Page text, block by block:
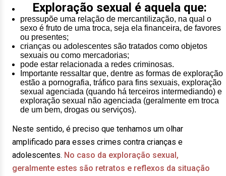
Exploração sexual é aquela que:
pressupõe uma relação de mercantilização, na qual o
sexo é fruto de uma troca, seja ela financeira, de favores
ou presentes;
crianças ou adolescentes são tratados como objetos
sexuais ou como mercadorias;
pode estar relacionada a redes criminosas.
Importante ressaltar que, dentre as formas de exploração
estão a pornografia, tráfico para fins sexuais, exploração
sexual agenciada (quando há terceiros intermediando) e
exploração sexual não agenciada (geralmente em troca
de um bem, drogas ou serviços).
Neste sentido, é preciso que tenhamos um olhar
amplificado para esses crimes contra crianças e
adolescentes. No caso da exploração sexual,
geralmente estes são retratos e reflexos da situação